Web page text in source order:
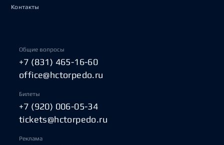
Контакты
Общие вопросы
+7 (831) 465-16-60
office@hctorpedo.ru
Билеты
+7 (920) 006-05-34
tickets@hctorpedo.ru
Реклама